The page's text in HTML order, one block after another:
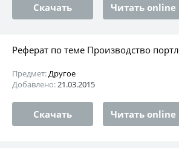
Скачать Читать online
Реферат по теме Производство
Предмет:Другое
Добавлено:21.03.2015
Скачать Читать online